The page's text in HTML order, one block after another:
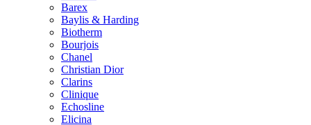
Barex
Baylis & Harding
Biotherm
Bourjois
Chanel
Christian Dior
Clarins
Clinique
Echosline
Elicina